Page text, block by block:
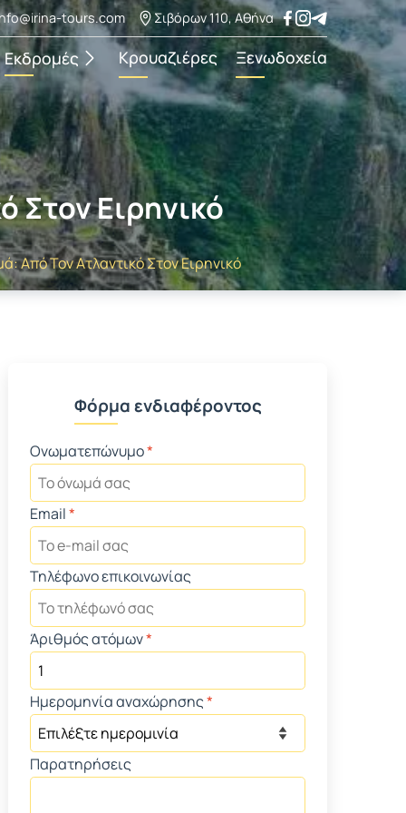
tours.com Σιβόρων 110, Αθήνα
Εκδρομές Κρουαζιέρες Ξενωδοχεία
Στον Ειρηνικό
Από Τον Ατλαντικό Στον Ειρηνικό
Φόρμα ενδιαφέροντος
Ονωματεπώνυμο*
Email*
Τηλέφωνο επικοινωνίας
Άριθμός ατόμων*
Ημερομηνία αναχώρησης*
Παρατηρήσεις